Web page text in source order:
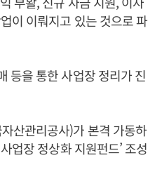
이 이뤄지고 있는 것으로 파
등을 통한 사업장 정리가 진
산관리공사)가 본격 가동하
업장 정상화 지원펀드’ 조성